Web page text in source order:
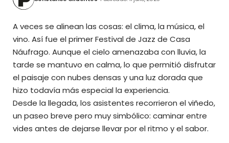
A veces se alinean las cosas: el clima, la música, el
vino. Así fue el primer Festival de Jazz de Casa
Náufrago. Aunque el cielo amenazaba con lluvia, la
tarde se mantuvo en calma, lo que permitió disfrutar
el paisaje con nubes densas y una luz dorada que
hizo todavía más especial la experiencia.
Desde la llegada, los asistentes recorrieron el viñedo,
un paseo breve pero muy simbólico: caminar entre
vides antes de dejarse llevar por el ritmo y el sabor.